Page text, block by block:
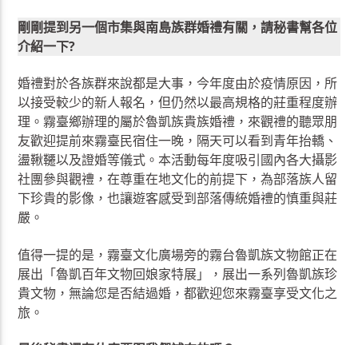
剛剛提到另一個市集與南島族群婚禮有關，請秘書幫各位
介紹一下?
婚禮對於各族群來說都是大事，今年度由於疫情原因，所
以接受較少的新人報名，但仍然以最高規格的莊重程度辦
理。霧臺鄉辦理的屬於魯凱族貴族婚禮，來觀禮的聽眾朋
友歡迎提前來霧臺民宿住一晚，隔天可以看到青年抬轎、
盪鞦韆以及證婚等儀式。本活動每年度吸引國內各大攝影
社團參與觀禮，在尊重在地文化的前提下，為部落族人留
下珍貴的影像，也讓遊客感受到部落傳統婚禮的慎重與莊
嚴。
值得一提的是，霧臺文化廣場旁的霧台魯凱族文物館正在
展出「魯凱百年文物回娘家特展」，展出一系列魯凱族珍
貴文物，無論您是否結過婚，都歡迎您來霧臺享受文化之
旅。